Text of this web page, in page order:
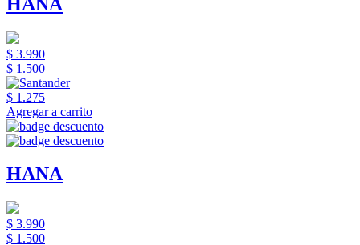
$ 3.990
$ 1.500
$ 1.275
Agregar a carrito
HANA
$ 3.990
$ 1.500